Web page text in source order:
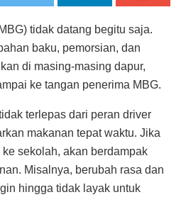
tidak datang begitu saja.
baku, pemorsian, dan
di masing-masing dapur,
ke tangan penerima MBG.
terlepas dari peran driver
makanan tepat waktu. Jika
sekolah, akan berdampak
Misalnya, berubah rasa dan
hingga tidak layak untuk